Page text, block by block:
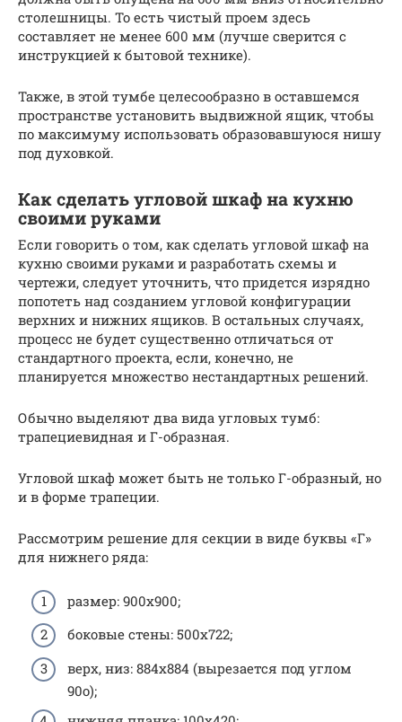
столешницы. То есть чистый проем здесь
составляет не менее 600 мм (лучше сверится с
инструкцией к бытовой технике).
Также, в этой тумбе целесообразно в оставшемся
пространстве установить выдвижной ящик, чтобы
по максимуму использовать образовавшуюся нишу
под духовкой.
Как сделать угловой шкаф на кухню
своими руками
Если говорить о том, как сделать угловой шкаф на
кухню своими руками и разработать схемы и
чертежи, следует уточнить, что придется изрядно
попотеть над созданием угловой конфигурации
верхних и нижних ящиков. В остальных случаях,
процесс не будет существенно отличаться от
стандартного проекта, если, конечно, не
планируется множество нестандартных решений.
Обычно выделяют два вида угловых тумб:
трапециевидная и Г-образная.
Угловой шкаф может быть не только Г-образный, но
и в форме трапеции.
Рассмотрим решение для секции в виде буквы «Г»
для нижнего ряда:
размер: 900х900;
боковые стены: 500х722;
верх, низ: 884х884 (вырезается под углом
90о);